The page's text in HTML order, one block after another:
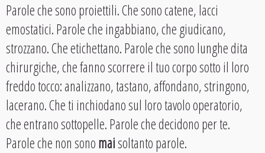
Parole che sono proiettili. Che sono catene, lacci
emostatici. Parole che ingabbiano, che giudicano,
strozzano. Che etichettano. Parole che sono lunghe dita
chirurgiche, che fanno scorrere il tuo corpo sotto il loro
freddo tocco: analizzano, tastano, affondano, stringono,
lacerano. Che ti inchiodano sul loro tavolo operatorio,
che entrano sottopelle. Parole che decidono per te.
Parole che non sonomaisoltanto parole.